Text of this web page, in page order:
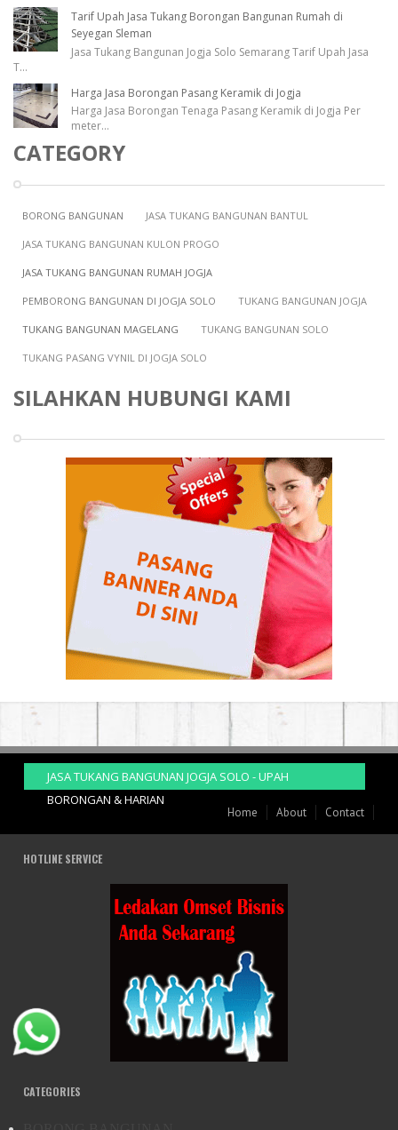
Tarif Upah Jasa Tukang Borongan Bangunan Rumah di
Seyegan Sleman
Jasa Tukang Bangunan Jogja Solo Semarang Tarif Upah Jasa
T...
Harga Jasa Borongan Pasang Keramik di Jogja
Harga Jasa Borongan Tenaga Pasang Keramik di Jogja Per
meter...
CATEGORY
BORONG BANGUNAN JASA TUKANG BANGUNAN BANTUL
JASA TUKANG BANGUNAN KULON PROGO
JASA TUKANG BANGUNAN RUMAH JOGJA
PEMBORONG BANGUNAN DI JOGJA SOLO TUKANG BANGUNAN JOGJA
TUKANG BANGUNAN MAGELANG TUKANG BANGUNAN SOLO
TUKANG PASANG VYNIL DI JOGJA SOLO
SILAHKAN HUBUNGI KAMI
JASA TUKANG BANGUNAN JOGJA SOLO - UPAH
BORONGAN & HARIAN
Home About Contact
HOTLINE SERVICE
CATEGORIES